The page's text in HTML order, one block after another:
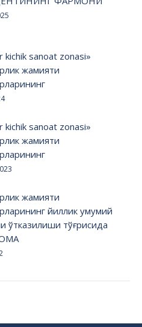
kichik sanoat zonasi»
жамияти
kichik sanoat zonasi»
жамияти
жамияти
йиллик умумий
ўтказилиши тўғрисида